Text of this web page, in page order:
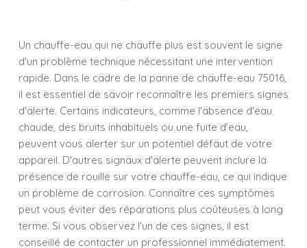
Un chauffe-eau qui ne chauffe plus est souvent le signe
d'un problème technique nécessitant une intervention
rapide. Dans le cadre de la panne de chauffe-eau 75016,
il est essentiel de savoir reconnaître les premiers signes
d'alerte. Certains indicateurs, comme l'absence d'eau
chaude, des bruits inhabituels ou une fuite d’eau,
peuvent vous alerter sur un potentiel défaut de votre
appareil. D'autres signaux d'alerte peuvent inclure la
présence de rouille sur votre chauffe-eau, ce qui indique
un problème de corrosion. Connaître ces symptômes
peut vous éviter des réparations plus coûteuses à long
terme. Si vous observez l'un de ces signes, il est
conseillé de contacter un professionnel immédiatement.